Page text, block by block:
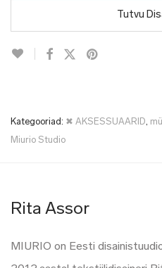
Tutvu
Kategooriad: ✖ AKSESSUAARID,
Miurio Studio
Rita Assor
MIURIO on Eesti